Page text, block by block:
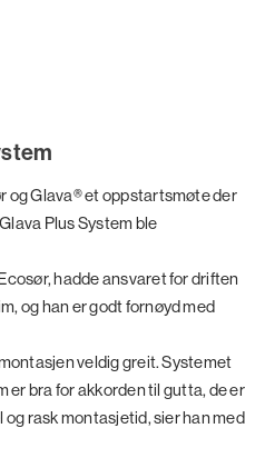
og Glava® et oppstartsmøte der
Plus System ble
hadde ansvaret for driften
og han er godt fornøyd med
veldig greit. Systemet
er bra for akkorden til gutta, de er
rask montasjetid, sier han med